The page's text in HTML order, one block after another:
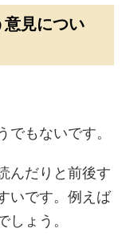
意見につい
でもないです。
んだりと前後す
いです。例えば
ょう。